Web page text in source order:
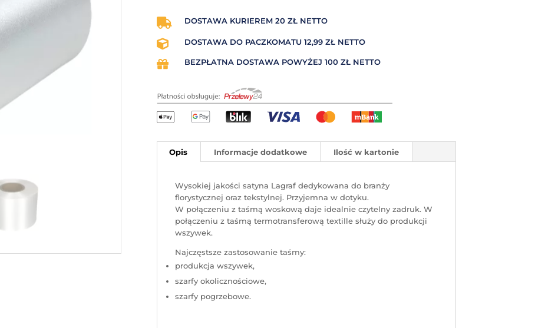
x
50
mb
 DOSTAWA KURIEREM 20 ZŁ NETTO
 DOSTAWA DO PACZKOMATU 12,99 ZŁ NETTO
 BEZPŁATNA DOSTAWA POWYŻEJ 100 ZŁ NETTO
Opis Informacje dodatkowe Ilość w kartonie
Wysokiej jakości satyna Lagraf dedykowana do branży
florystycznej oraz tekstylnej. Przyjemna w dotyku.
W połączeniu z taśmą woskową daje idealnie czytelny zadruk. W
połączeniu z taśmą termotransferową textille służy do produkcji
wszywek.
Najczęstsze zastosowanie taśmy:
produkcja wszywek,
szarfy okolicznościowe,
szarfy pogrzebowe.